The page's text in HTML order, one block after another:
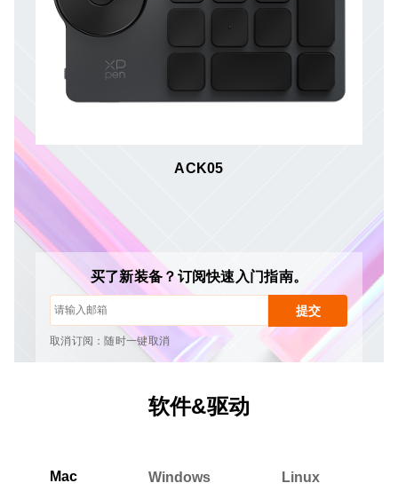
ACK05
买了新装备？订阅快速入门指南。
提交
取消订阅：随时一键取消
绘画教程
提示与故障排除
新品发布与优惠活动
艺术家故事与灵感
每月1-2封邮件，绝不发送垃圾邮件
您的电子邮件仅用于获取所请求的内容
取消订阅：随时一键取消
软件&驱动
Mac Windows Linux